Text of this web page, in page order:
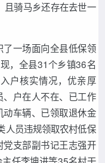
且骑马乡还存在去世一
一场面向全县低保领
，全县31个乡镇36名
户核实情况，优亲厚
户在人不在、已工作
车辆、已领取退休金
人员违规领取农村低保
支部副书记王志强开